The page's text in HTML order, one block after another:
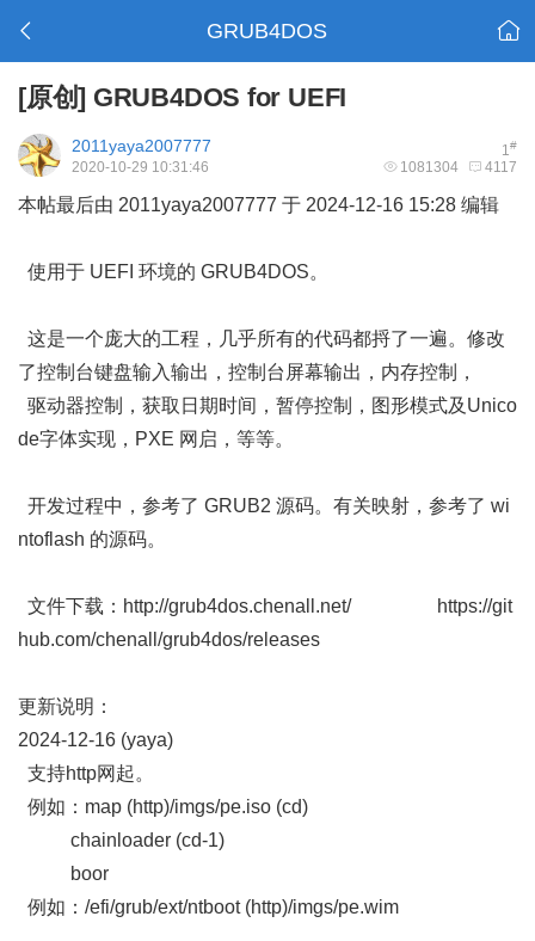
GRUB4DOS
[原创] GRUB4DOS for UEFI
1#
2011yaya2007777
1081304 4117
2020-10-29 10:31:46
本帖最后由 2011yaya2007777 于 2024-12-16 15:28 编辑
使用于 UEFI 环境的 GRUB4DOS。
这是一个庞大的工程，几乎所有的代码都捋了一遍。修改
了控制台键盘输入输出，控制台屏幕输出，内存控制，
驱动器控制，获取日期时间，暂停控制，图形模式及Unico
de字体实现，PXE 网启，等等。
开发过程中，参考了 GRUB2 源码。有关映射，参考了 wi
ntoflash 的源码。
文件下载： http://grub4dos.chenall.net/
https://git
hub.com/chenall/grub4dos/releases
更新说明：
2024-12-16 (yaya)
支持http网起。
例如：map (http)/imgs/pe.iso (cd)
chainloader (cd-1)
boor
例如：/efi/grub/ext/ntboot (http)/imgs/pe.wim